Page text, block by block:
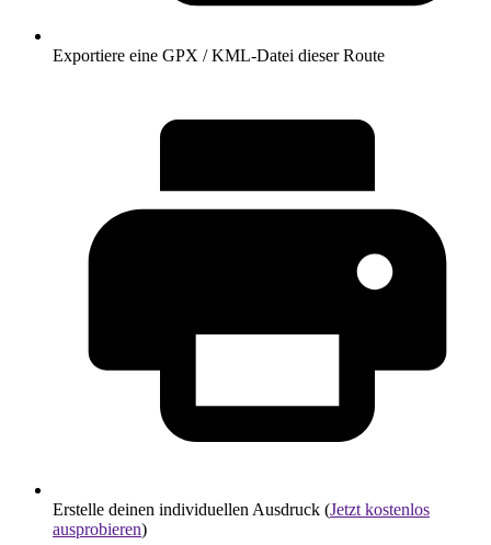
Exportiere eine GPX / KML-Datei dieser Route
Erstelle deinen individuellen Ausdruck (Jetzt kostenlos
ausprobieren)